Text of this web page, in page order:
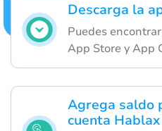
Descarga la
Puedes
App Store y App
Agrega saldo
cuenta Hablax